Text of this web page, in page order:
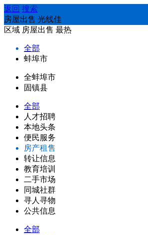
返回 搜索
房屋出售 光线佳
区域 房屋出售 最热
全部
蚌埠市
全蚌埠市
固镇县
全部
人才招聘
本地头条
便民服务
房产租售
转让信息
教育培训
二手市场
同城社群
寻人寻物
公共信息
全部